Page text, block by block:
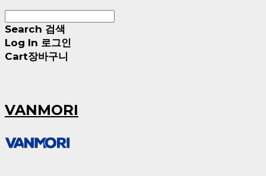
Search 검색
Log In 로그인
Cart장바구니
VANMORI